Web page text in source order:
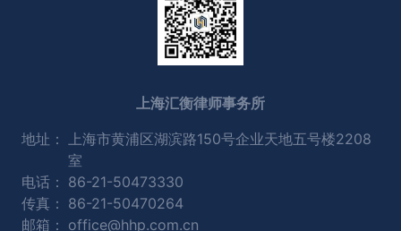
上海汇衡律师事务所
地址：
上海市黄浦区湖滨路150号企业天地五号楼2208
室
电话： 86-21-50473330
传真： 86-21-50470264
邮箱： office@hhp.com.cn